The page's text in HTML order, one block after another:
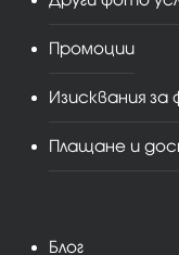
Промоции
Изисквания за
Плащане и
Блог